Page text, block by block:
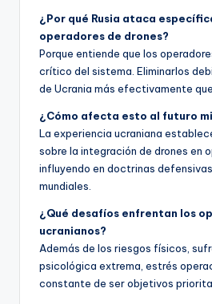
¿Por qué Rusia ataca
operadores de drones?
Porque entiende que los
crítico del sistema. Eliminarlos
de Ucrania más efectivamente
¿Cómo afecta esto al futuro
La experiencia ucraniana
sobre la integración de drones en
influyendo en doctrinas
mundiales.
¿Qué desafíos enfrentan los
ucranianos?
Además de los riesgos físicos,
psicológica extrema, estrés
constante de ser objetivos